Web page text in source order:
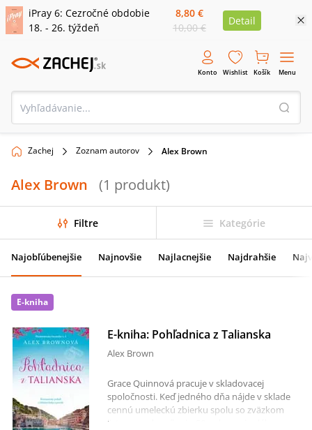
iPray 6: Cezročné obdobie
18. - 26. týždeň
8,80 €
10,00 €
Detail
Konto Wishlist Košík Menu
Zachej Zoznam autorov Alex Brown
Alex Brown (1 produkt)
Filtre Kategórie
Najobľúbenejšie Najnovšie Najlacnejšie Najdrahšie
E-kniha
E-kniha: Pohľadnica z Talianska
Alex Brown
Grace Quinnová pracuje v skladovacej
spoločnosti. Keď jedného dňa nájde v sklade
cennú umeleckú zbierku spolu so zväzkom
listom a s denníkmi z 50. rokov minulého